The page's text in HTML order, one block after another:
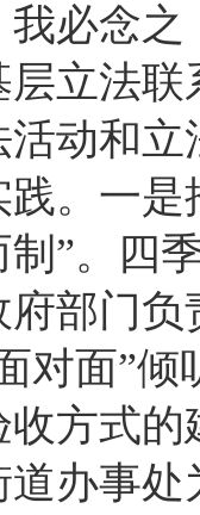
我必念
层立法
动和
践。一
”。四
部门
对面”
方式
道办事